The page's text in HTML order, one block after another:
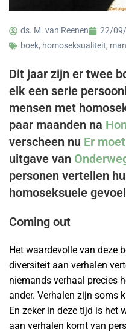
ds. M. van Reenen
22/
boek, homoseksualiteit,
Dit jaar zijn er twee
elk een serie
mensen met
paar maanden na
verscheen nu Er
uitgave van
personen vertellen
homoseksuele
Coming out
Het waardevolle van deze
diversiteit aan verhalen
niemands verhaal precies
ander. Verhalen zijn soms
En zeker in deze tijd is het
aan verhalen komt van